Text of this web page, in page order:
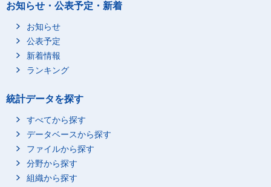
お知らせ・公表予定・新着
お知らせ
公表予定
新着情報
ランキング
統計データを探す
すべてから探す
データベースから探す
ファイルから探す
分野から探す
組織から探す